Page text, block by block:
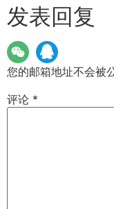
发表回复
您的邮箱地址不会被
评论 *